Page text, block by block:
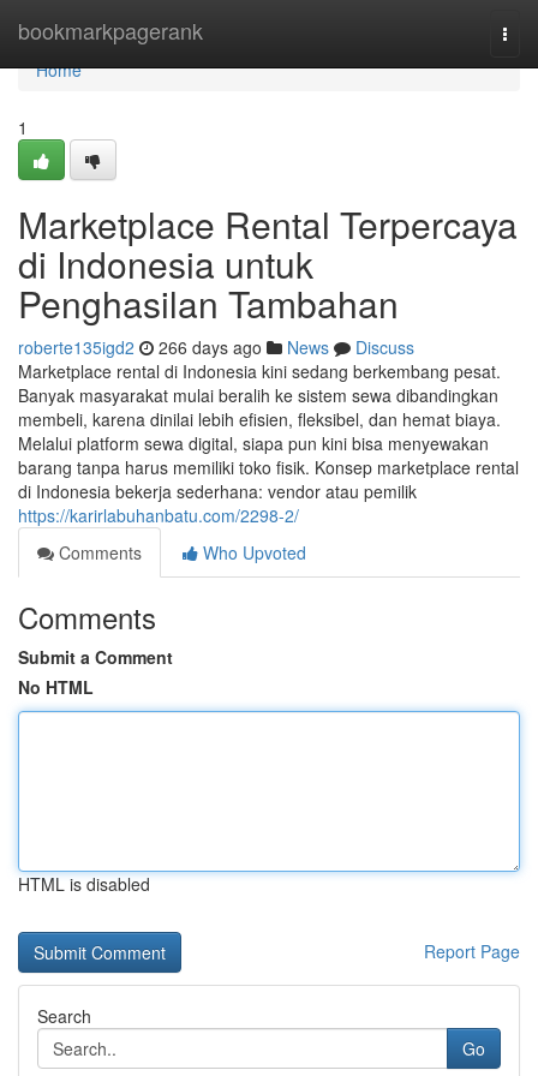
bookmarkpagerank
Home
Home
1
Marketplace Rental Terpercaya
di Indonesia untuk
Penghasilan Tambahan
roberte135igd2 266 days ago News
Discuss
Marketplace rental di Indonesia kini sedang berkembang pesat.
Banyak masyarakat mulai beralih ke sistem sewa dibandingkan
membeli, karena dinilai lebih efisien, fleksibel, dan hemat biaya.
Melalui platform sewa digital, siapa pun kini bisa menyewakan
barang tanpa harus memiliki toko fisik. Konsep marketplace rental
di Indonesia bekerja sederhana: vendor atau pemilik
https://karirlabuhanbatu.com/2298-2/
Comments
Who Upvoted
Comments
Submit a Comment
No HTML
HTML is disabled
Report Page
Search
Go